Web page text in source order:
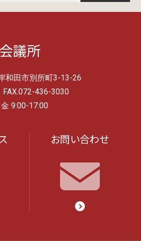
議所
和田市別所町3-13-26
436-3030
9:00-17:00
お問い合わせ